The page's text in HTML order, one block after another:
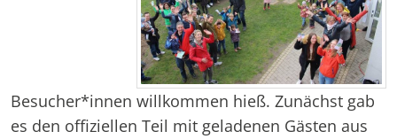
Besucher*innen willkommen hieß. Zunächst gab
es den offiziellen Teil mit geladenen Gästen aus